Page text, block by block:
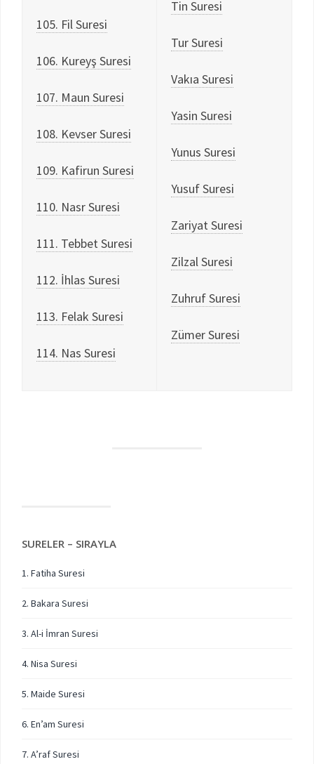
105. Fil Suresi
106. Kureyş Suresi
107. Maun Suresi
108. Kevser Suresi
109. Kafirun Suresi
110. Nasr Suresi
111. Tebbet Suresi
112. İhlas Suresi
113. Felak Suresi
114. Nas Suresi
Tin Suresi
Tur Suresi
Vakıa Suresi
Yasin Suresi
Yunus Suresi
Yusuf Suresi
Zariyat Suresi
Zilzal Suresi
Zuhruf Suresi
Zümer Suresi
SURELER – SIRAYLA
1. Fatiha Suresi
2. Bakara Suresi
3. Al-i İmran Suresi
4. Nisa Suresi
5. Maide Suresi
6. En’am Suresi
7. A’raf Suresi